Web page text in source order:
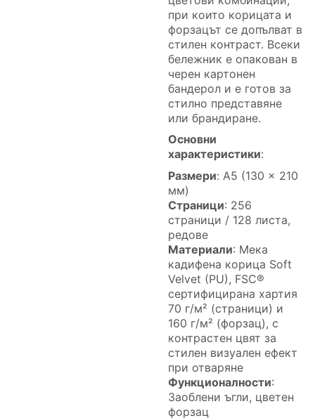
при които корицата и
форзацът се допълват в
стилен контраст. Всеки
бележник е опакован в
черен картонен
бандерол и е готов за
стилно представяне
или брандиране.
Основни
характеристики:
Размери: A5 (130 x 210
мм)
Страници: 256
страници / 128 листа,
редове
Материали: Мека
кадифена корица Soft
Velvet (PU), FSC®
сертифицирана хартия
70 г/м² (страници) и
160 г/м² (форзац), с
контрастен цвят за
стилен визуален ефект
при отваряне
Функционалности:
Заоблени ъгли, цветен
форзац